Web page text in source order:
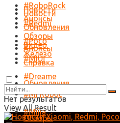
#RoboRock
#Redmi
#Poco
#MIUI
#Dreame
#Mi Robot
#Mijia
Новости
Анонсы
Обновления
Обзоры
Новости
Анонсы
Обновления
Обзоры
Видео
Железо
Справка
Нет результатов
View All Result